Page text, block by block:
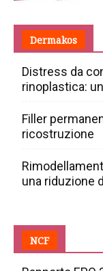
Dermakos
Distress da
rinoplastica:
Filler
ricostruzione
una riduzione
NCF